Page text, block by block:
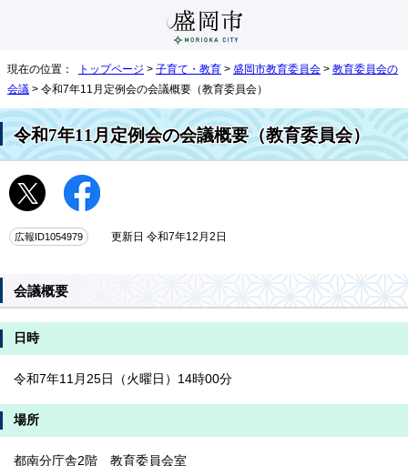
現在の位置： トップページ > 子育て・教育 > 盛岡市教育委員会 > 教育委員会の
会議 > 令和7年11月定例会の会議概要（教育委員会）
令和7年11月定例会の会議概要（教育委員会）
広報ID1054979 更新日 令和7年12月2日
会議概要
日時
令和7年11月25日（火曜日）14時00分
場所
都南分庁舎2階 教育委員会室